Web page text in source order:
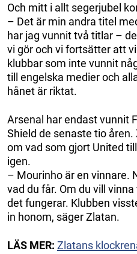
Och mitt i allt segerjubel
– Det är min andra titel
har jag vunnit två titlar –
vi gör och vi fortsätter att
klubbar som inte vunnit
till engelska medier och
hånet är riktat.
Arsenal har endast vunnit
Shield de senaste tio
om vad som gjort United
igen.
– Mourinho är en vinnare.
vad du får. Om du vill
det fungerar. Klubben
in honom, säger Zlatan.
LÄS MER: Zlatans